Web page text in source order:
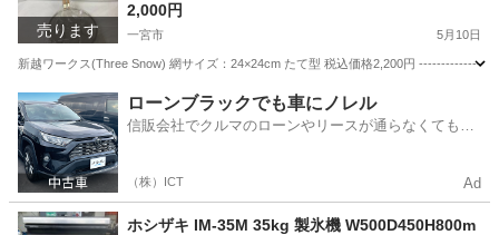
売ります
一宮市 名古屋 稲沢 江南 岩倉 岐阜 羽島 各務ヶ原
三重 愛知 グッドプライス一宮
2,000円
一宮市 5月10日
新越ワークス(Three Snow) 網サイズ：24×24cm たて型 税込価格2,200円
愛知 一宮市 調理器具 ワークス
ローンブラックでも車にノレル
信販会社でクルマのローンやリースが通らなくてもク
（株）ICT Ad
ホシザキ IM-35M 35kg 製氷機 W500D450H800m